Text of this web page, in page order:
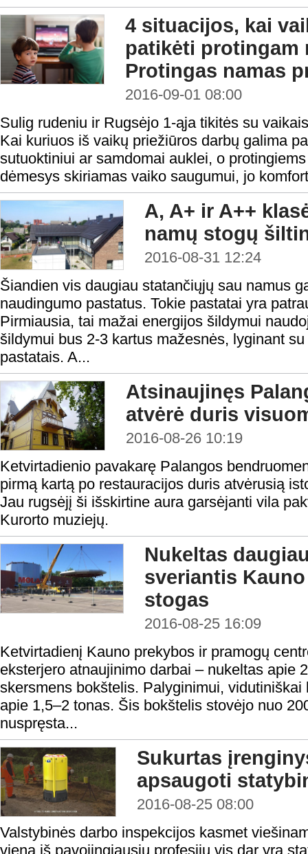
4 situacijos, kai
patikėti protingam
Protingas namas
2016-09-01 08:00
Sulig rudeniu ir Rugsėjo 1-ąja tikitės su
Kai kuriuos iš vaikų priežiūros darbų galima
sutuoktiniui ar samdomai auklei, o
dėmesys skiriamas vaiko saugumui, jo
A, A+ ir A++
namų stogų
2016-08-31 12:24
Šiandien vis daugiau statančiųjų sau namus
naudingumo pastatus. Tokie pastatai yra
Pirmiausia, tai mažai energijos šildymui
šildymui bus 2-3 kartus mažesnės, lyginant
pastatais. A...
Atsinaujinęs
atvėrė duris
2016-08-26 10:19
Ketvirtadienio pavakarę Palangos
pirmą kartą po restauracijos duris atvėrusią
Jau rugsėjį ši išskirtine aura garsėjanti vila
Kurorto muziejų.
Nukeltas
sveriantis
stogas
2016-08-25 16:09
Ketvirtadienį Kauno prekybos ir pramogų
eksterjero atnaujinimo darbai – nukeltas apie
skersmens bokštelis. Palyginimui,
apie 1,5–2 tonas. Šis bokštelis stovėjo nuo
nuspręsta...
Sukurtas
apsaugoti
2016-08-25 08:00
Valstybinės darbo inspekcijos kasmet
viena iš pavojingiausių profesijų vis dar yra